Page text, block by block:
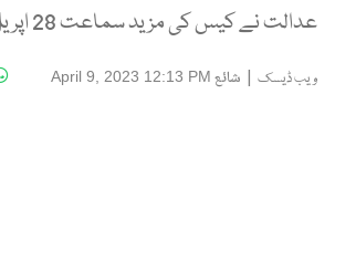
عدالت نے کیس کی مزید سماعت 28 اپریل تک ملتوی کردی۔
ویب ڈیسک | شائع April 9, 2023 12:13 PM